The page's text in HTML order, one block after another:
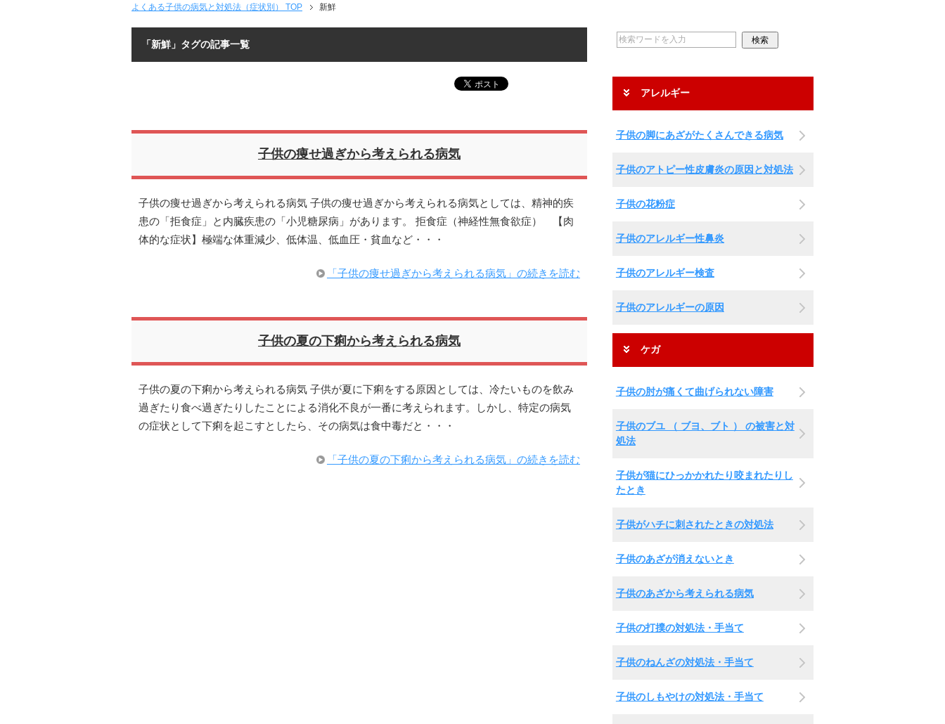
よくある子供の病気と対処法（症状別） TOP 新鮮
「新鮮」タグの記事一覧
子供の痩せ過ぎから考えられる病気
子供の痩せ過ぎから考えられる病気 子供の痩せ過ぎから考えられる病気としては、精神的疾
患の「拒食症」と内臓疾患の「小児糖尿病」があります。 拒食症（神経性無食欲症） 【肉
体的な症状】極端な体重減少、低体温、低血圧・貧血など・・・
「子供の痩せ過ぎから考えられる病気」の続きを読む
子供の夏の下痢から考えられる病気
子供の夏の下痢から考えられる病気 子供が夏に下痢をする原因としては、冷たいものを飲み
過ぎたり食べ過ぎたりしたことによる消化不良が一番に考えられます。しかし、特定の病気
の症状として下痢を起こすとしたら、その病気は食中毒だと・・・
「子供の夏の下痢から考えられる病気」の続きを読む
アレルギー
子供の脚にあざがたくさんできる病気
子供のアトピー性皮膚炎の原因と対処法
子供の花粉症
子供のアレルギー性鼻炎
子供のアレルギー検査
子供のアレルギーの原因
ケガ
子供の肘が痛くて曲げられない障害
子供のブユ （ ブヨ、ブト ） の被害と対
処法
子供が猫にひっかかれたり咬まれたりし
たとき
子供がハチに刺されたときの対処法
子供のあざが消えないとき
子供のあざから考えられる病気
子供の打撲の対処法・手当て
子供のねんざの対処法・手当て
子供のしもやけの対処法・手当て